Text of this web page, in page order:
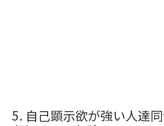
自己顕示欲が強い人達